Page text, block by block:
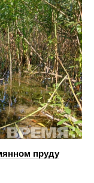
пруду